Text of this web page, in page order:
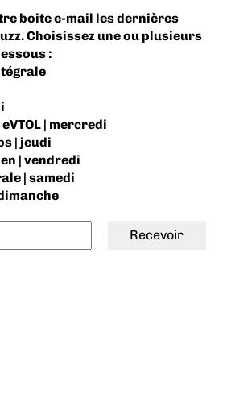
boite e-mail les dernières
Choisissez une ou plusieurs
:
| mercredi
| jeudi
| vendredi
| samedi